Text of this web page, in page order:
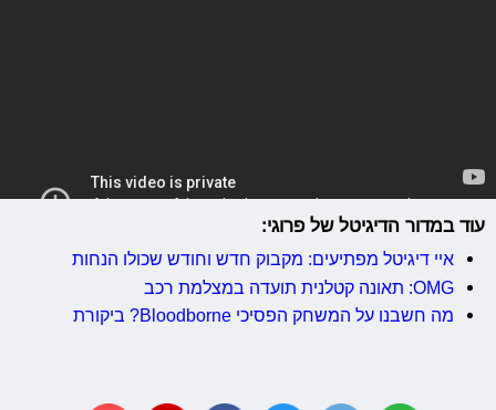
עוד במדור הדיגיטל של פרוגי:
איי דיגיטל מפתיעים: מקבוק חדש וחודש שכולו הנחות
OMG: תאונה קטלנית תועדה במצלמת רכב
מה חשבנו על המשחק הפסיכי Bloodborne? ביקורת